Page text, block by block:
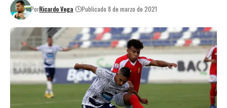
PorRicardo Vega Publicado 8 de marzo de 2021